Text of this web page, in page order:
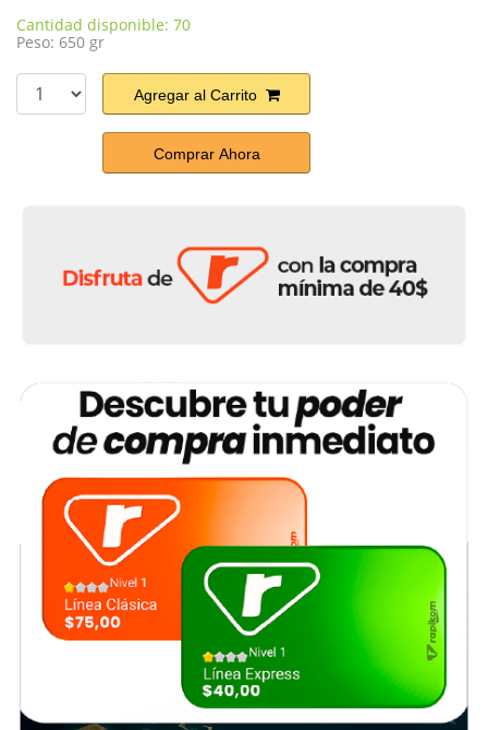
Cantidad disponible: 70
Peso: 650 gr
Agregar al Carrito
Comprar Ahora